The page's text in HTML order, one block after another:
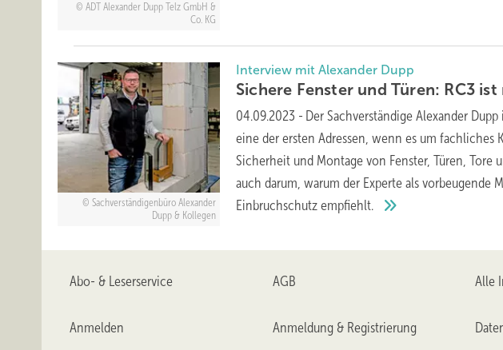
ADT Alexander Dupp Telz GmbH &
Co. KG
Sachverständigenbüro Alexander
Dupp & Kollegen
Interview mit Alexander Dupp
Sichere Fenster und Türen: RC3
04.09.2023 - Der Sachverständige Alexander
eine der ersten Adressen, wenn es um fachliches
Sicherheit und Montage von Fenster, Türen,
auch darum, warum der Experte als vorbeugende
Einbruchschutzempfiehlt.
Abo- & Leserservice AGB Alle
Anmelden Anmeldung & Registrierung